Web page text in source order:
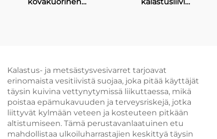
Kalastus- ja metsästysvesivarret tarjoavat
erinomaista vesitiivistä suojaa, joka pitää käyttäjät
täysin kuivina vettynytymissä liikuttaessa, mikä
poistaa epämukavuuden ja terveysriskejä, jotka
liittyvät kylmään veteen ja kosteuteen pitkään
altistumiseen. Tämä perustavanlaatuinen etu
mahdollistaa ulkoiluharrastajien keskittyä täysin